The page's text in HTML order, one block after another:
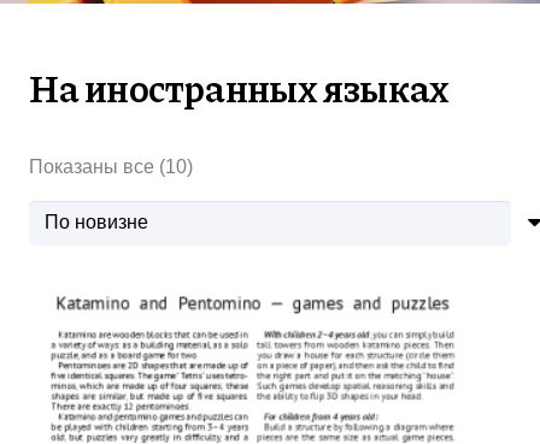
На иностранных языках
Показаны все (10)Сортировка: